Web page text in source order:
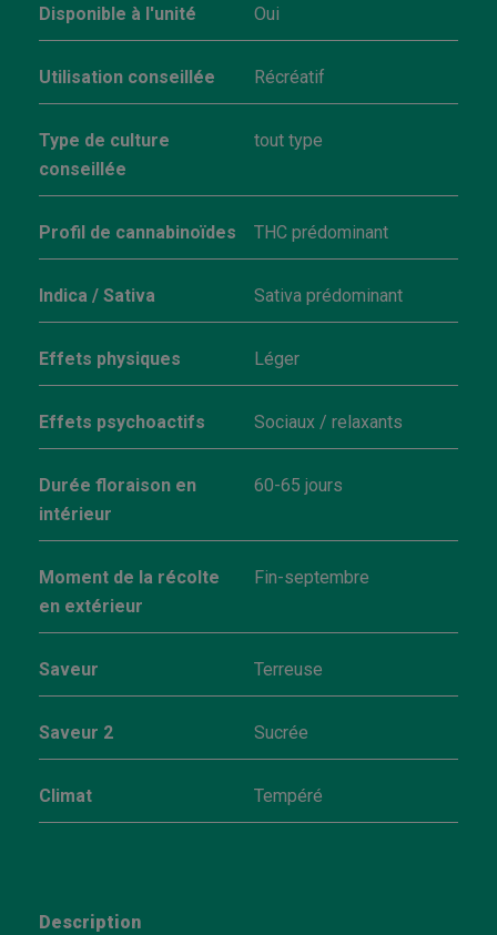
Disponible à l'unité Oui
Utilisation conseillée Récréatif
Type de culture
conseillée
tout type
Profil de cannabinoïdes THC prédominant
Indica / Sativa Sativa prédominant
Effets physiques Léger
Effets psychoactifs Sociaux / relaxants
Durée floraison en
intérieur
60-65 jours
Moment de la récolte
en extérieur
Fin-septembre
Saveur Terreuse
Saveur 2 Sucrée
Climat Tempéré
Description